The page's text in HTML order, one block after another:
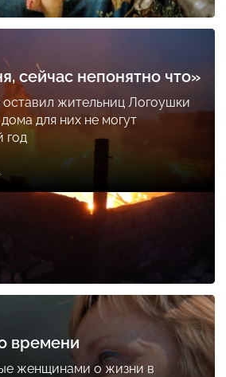
сейчас непонятно что»
жительниц Логоушки
для них не могут
год
времени
женщинами о жизни в